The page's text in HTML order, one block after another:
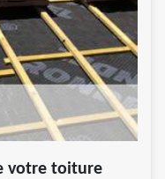
votre toiture